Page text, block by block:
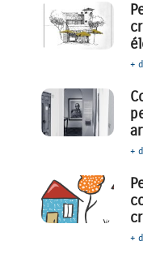
+
+
+